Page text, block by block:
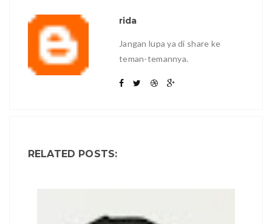
rida
Jangan lupa ya di share ke
teman-temannya.
RELATED POSTS: